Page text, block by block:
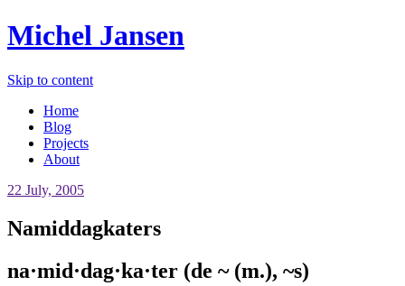
Michel Jansen
Skip to content
Home
Blog
Projects
About
22 July, 2005
Namiddagkaters
na·mid·dag·ka·ter (de ~ (m.), ~s)